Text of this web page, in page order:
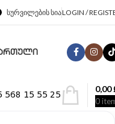
ᲡᲣᲠᲕᲘᲚᲔᲑᲘᲡ ᲡᲘᲐLOGIN /
568 15 55 25
0
0,00